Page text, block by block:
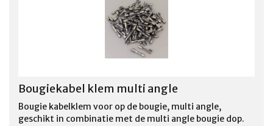
Bougiekabel klem multi angle
Bougie kabelklem voor op de bougie, multi angle,
geschikt in combinatie met de multi angle bougie dop.